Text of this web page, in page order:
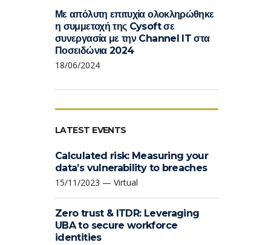
Με απόλυτη επιτυχία ολοκληρώθηκε
η συμμετοχή της Cysoft σε
συνεργασία με την Channel IT στα
Ποσειδώνια 2024
18/06/2024
LATEST EVENTS
Calculated risk: Measuring your
data’s vulnerability to breaches
15/11/2023 — Virtual
Zero trust & ITDR: Leveraging
UBA to secure workforce
identities